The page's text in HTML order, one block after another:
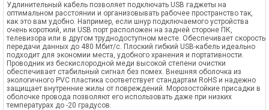
Удлинительный кабель позволяет подключать USB гаджеты на
оптимальном расстоянии и организовывать рабочее пространство так,
как это вам удобно. Например, если шнур подключаемого устройства
очень короткий, или USB порт расположен на задней стороне ПК,
телевизора или в другом труднодоступном месте. Обеспечивает скорость
передачи данных до 480 Мбит/с. Плоский гибкий USB-кабель идеально
подходит для экономии места, удобного хранения и портативности.
Проводник из бескислородной меди высокой степени очистки
обеспечивает стабильный сигнал без помех. Внешняя оболочка из
экологичного PVC пластика соответствует стандартам RoHS и надежно
защищает внутренние жилы от повреждений. Морозостойкие присадки в
оболочке провода позволяют его использовать даже при низких
температурах до -20 градусов.